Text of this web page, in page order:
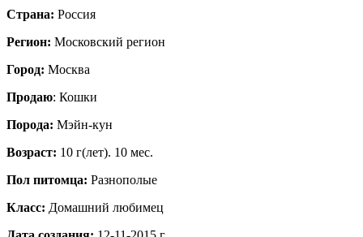
Страна: Россия
Регион: Московский регион
Город: Москва
Продаю: Кошки
Порода: Мэйн-кун
Возраст: 10 г(лет). 10 мес.
Пол питомца: Разнополые
Класс: Домашний любимец